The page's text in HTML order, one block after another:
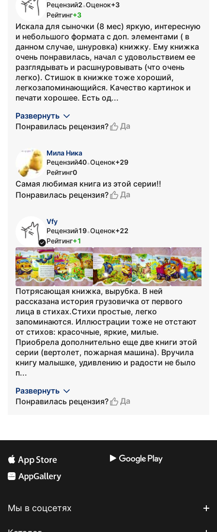
Рецензий2•Оценок+3
Рейтинг+3
Искала для сыночки (8 мес) яркую, интересную
и небольшого формата с доп. элементами ( в
данном случае, шнуровка) книжку. Ему книжка
очень понравилась, начал с удовольствием ее
разглядывать и расшнуровывать (что очень
легко). Стишок в книжке тоже хороший,
легкозапоминающийся. Качество картинок и
печати хорошее. Есть од...
Развернуть
Понравилась рецензия?
Да
Мила Ника
Рецензий40•Оценок+29
Рейтинг0
Самая любимая книга из этой серии!!
Понравилась рецензия?
Да
Vfy
Рецензий19•Оценок+22
Рейтинг+1
Потрясающая книжка, вырубка. В ней
рассказана история грузовичка от первого
лица в стихах.Стихи простые, легко
запоминаются. Иллюстрации тоже не отстают
от стихов: красочные, яркие, милые.
Приобрела дополнительно еще две книги этой
серии (вертолет, пожарная машина). Вручила
книгу малышке, удивлению и радости не было
п...
Развернуть
Понравилась рецензия?
Да
Мы в соцсетях